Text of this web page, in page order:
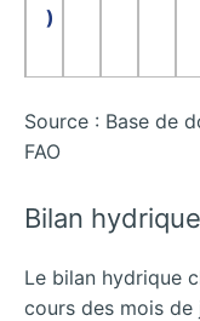
)
Source : Base de
FAO
Bilan
Le bilan hydrique
cours des mois